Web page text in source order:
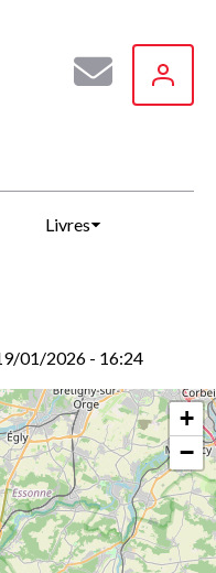
Livres
01/2026 - 16:24
+
−